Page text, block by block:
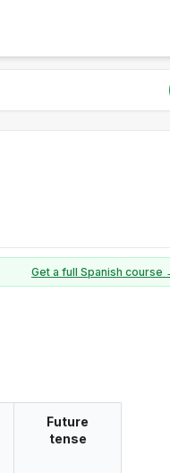
Get a full Spanish course
Future
tense